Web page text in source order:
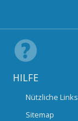
HILFE
Nützliche Links
Sitemap